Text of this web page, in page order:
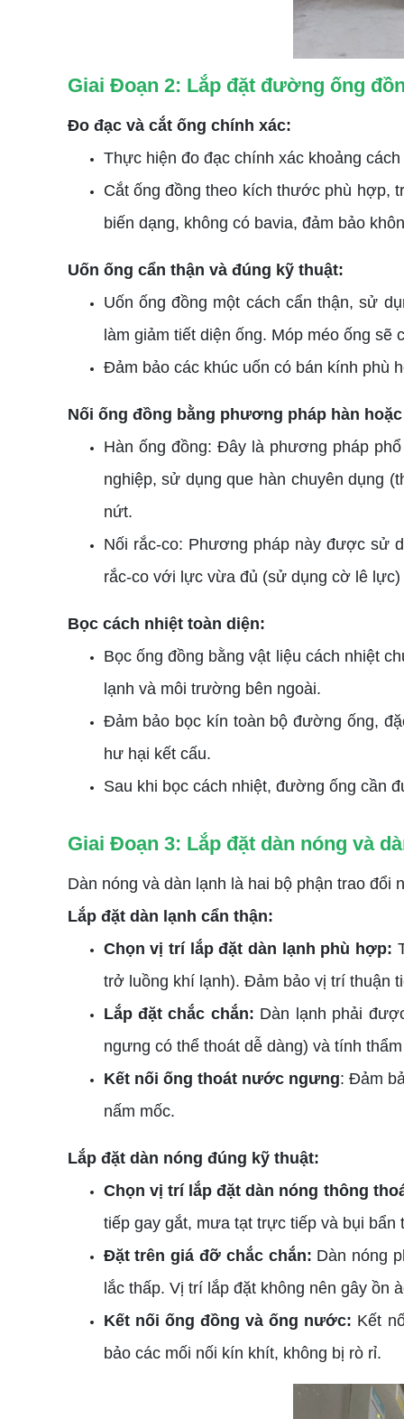
Giai Đoạn 2: Lắp đặt đường ống
Đo đạc và cắt ống chính xác:
Thực hiện đo đạc chính xác khoảng
Cắt ống đồng theo kích thước phù hợp,
biến dạng, không có bavia, đảm bảo
Uốn ống cẩn thận và đúng kỹ thuật:
Uốn ống đồng một cách cẩn thận, sử
làm giảm tiết diện ống. Móp méo ống
Đảm bảo các khúc uốn có bán kính phù
Nối ống đồng bằng phương pháp hàn
Hàn ống đồng: Đây là phương pháp
nghiệp, sử dụng que hàn chuyên dụng
nứt.
Nối rắc-co: Phương pháp này được sử
rắc-co với lực vừa đủ (sử dụng cờ lê
Bọc cách nhiệt toàn diện:
Bọc ống đồng bằng vật liệu cách nhiệt
lạnh và môi trường bên ngoài.
Đảm bảo bọc kín toàn bộ đường ống,
hư hại kết cấu.
Sau khi bọc cách nhiệt, đường ống cần
Giai Đoạn 3: Lắp đặt dàn nóng và
Dàn nóng và dàn lạnh là hai bộ phận trao đổi
Lắp đặt dàn lạnh cẩn thận:
Chọn vị trí lắp đặt dàn lạnh phù hợp:
trở luồng khí lạnh). Đảm bảo vị trí thuận
Lắp đặt chắc chắn: Dàn lạnh phải
ngưng có thể thoát dễ dàng) và tính
Kết nối ống thoát nước ngưng: Đảm
nấm mốc.
Lắp đặt dàn nóng đúng kỹ thuật:
Chọn vị trí lắp đặt dàn nóng thông
tiếp gay gắt, mưa tạt trực tiếp và bụi bẩn
Đặt trên giá đỡ chắc chắn: Dàn nóng
lắc thấp. Vị trí lắp đặt không nên gây ồn
Kết nối ống đồng và ống nước: Kết
bảo các mối nối kín khít, không bị rò rỉ.